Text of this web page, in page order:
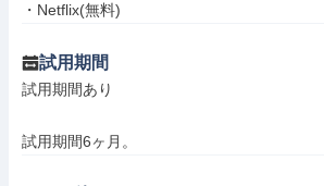
・Netflix(無料)
試用期間
試用期間あり
試用期間6ヶ月。